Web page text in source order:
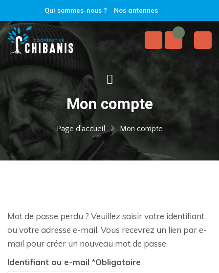
Qui sommes-nous ? Nos antennes
Mon compte
Page d'accueil Mon compte
Mot de passe perdu ? Veuillez saisir votre identifiant
ou votre adresse e-mail. Vous recevrez un lien par e-
mail pour créer un nouveau mot de passe.
Identifiant ou e-mail *Obligatoire